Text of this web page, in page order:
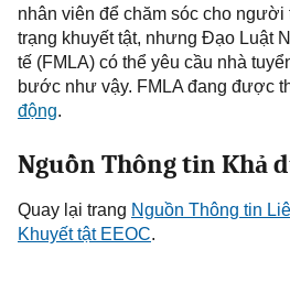
nhân viên để chăm sóc cho người
trạng khuyết tật, nhưng Đạo Luật
tế (FMLA) có thể yêu cầu nhà
bước như vậy. FMLA đang được
động.
Nguồn Thông tin Khả
Quay lại trang Nguồn Thông tin
Khuyết tật EEOC.